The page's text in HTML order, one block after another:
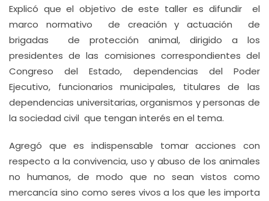
Explicó que el objetivo de este taller es difundir el
marco normativo de creación y actuación de
brigadas de protección animal, dirigido a los
presidentes de las comisiones correspondientes del
Congreso del Estado, dependencias del Poder
Ejecutivo, funcionarios municipales, titulares de las
dependencias universitarias, organismos y personas de
la sociedad civil que tengan interés en el tema.
Agregó que es indispensable tomar acciones con
respecto a la convivencia, uso y abuso de los animales
no humanos, de modo que no sean vistos como
mercancía sino como seres vivos a los que les importa